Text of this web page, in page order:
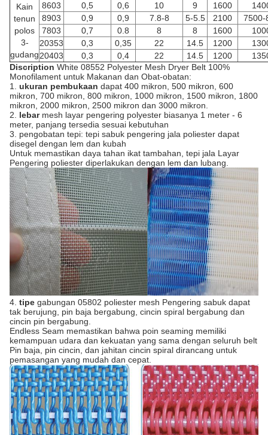
Kain
tenun
polos
3-
gudang
8603 0,5 0,6 10 9 1600
8903
0,9 0,9 7.8-8 5-5.5 2100
7500-
7803
0,7 0.8 8 8 1600
20353
0,3 0,35 22 14.5 1200
20403
0,3 0,4 22 14.5 1200
Discription White 08552 Polyester Mesh Dryer Belt 100%
Monofilament untuk Makanan dan Obat-obatan:
1. ukuran pembukaan dapat 400 mikron, 500 mikron, 600
mikron, 700 mikron, 800 mikron, 1000 mikron, 1500 mikron, 1800
mikron, 2000 mikron, 2500 mikron dan 3000 mikron.
2. lebarmesh layar pengering polyester biasanya 1 meter - 6
meter, panjang tersedia sesuai kebutuhan
3. pengobatan tepi: tepi sabuk pengering jala poliester dapat
disegel dengan lem dan kubah
Untuk memastikan daya tahan ikat tambahan, tepi jala Layar
Pengering poliester diperlakukan dengan lem dan lubang.
4. tipe gabungan 05802 poliester mesh Pengering sabuk dapat
tak berujung, pin baja bergabung, cincin spiral bergabung dan
cincin pin bergabung.
Endless Seam memastikan bahwa poin seaming memiliki
kemampuan udara dan kekuatan yang sama dengan seluruh belt
Pin baja, pin cincin, dan jahitan cincin spiral dirancang untuk
pemasangan yang mudah dan cepat.